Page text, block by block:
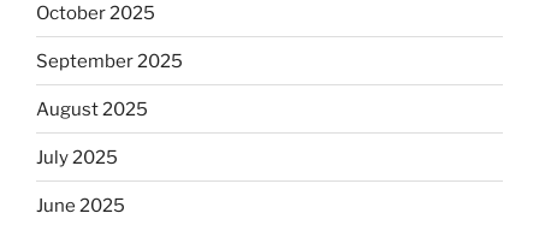
October 2025
September 2025
August 2025
July 2025
June 2025